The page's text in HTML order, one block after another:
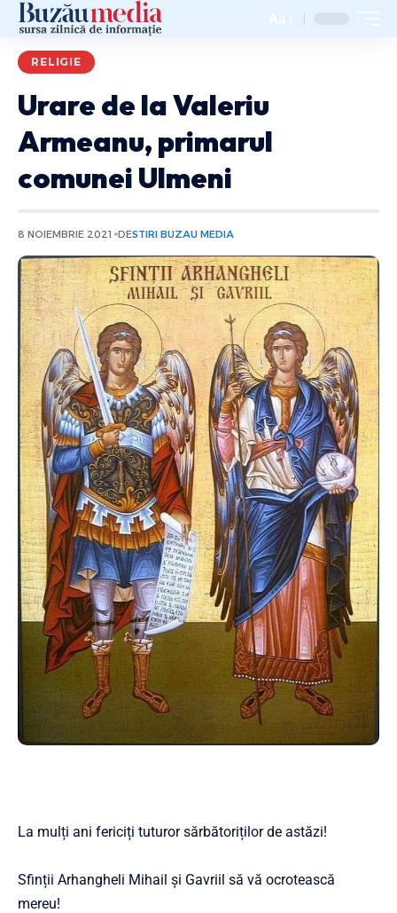
Aa
RELIGIE
Urare de la Valeriu
Armeanu, primarul
comunei Ulmeni
8 NOIEMBRIE 2021 DESTIRI BUZAU MEDIA
La mulți ani fericiți tuturor sărbătoriților de astăzi!
Sfinții Arhangheli Mihail și Gavriil să vă ocrotească
mereu!